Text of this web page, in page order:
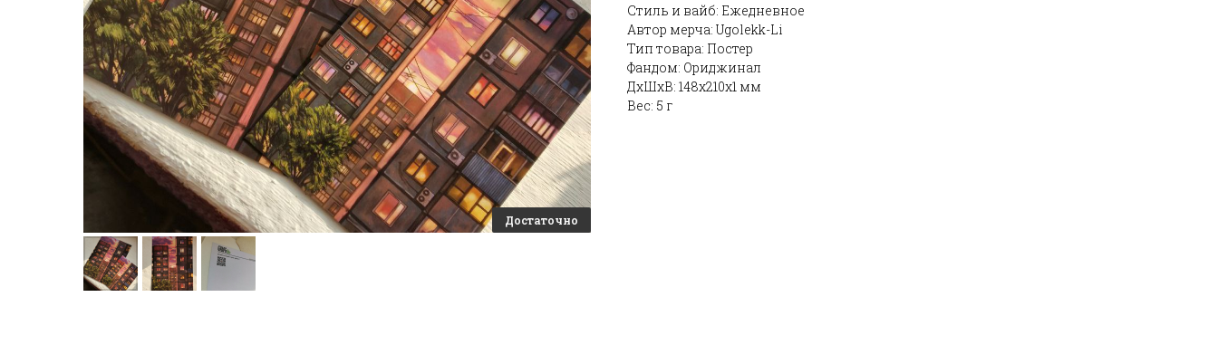
Стиль и вайб: Ежедневное
Автор мерча: Ugolekk-Li
Тип товара: Постер
Фандом: Ориджинал
ДxШxВ: 148x210x1 мм
Вес: 5 г